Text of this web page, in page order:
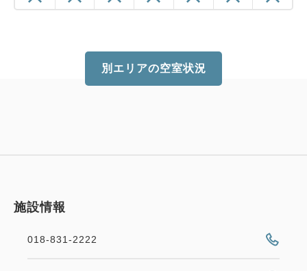
別エリアの空室状況
施設情報
018-831-2222